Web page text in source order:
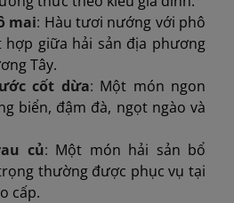
mai: Hàu tươi nướng với phô
hợp giữa hải sản địa phương
Tây.
cốt dừa: Một món ngon
biển, đậm đà, ngọt ngào và
củ: Một món hải sản bổ
thường được phục vụ tại
cấp.